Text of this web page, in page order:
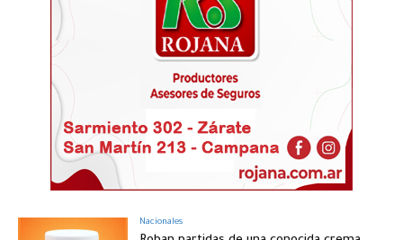
Nacionales